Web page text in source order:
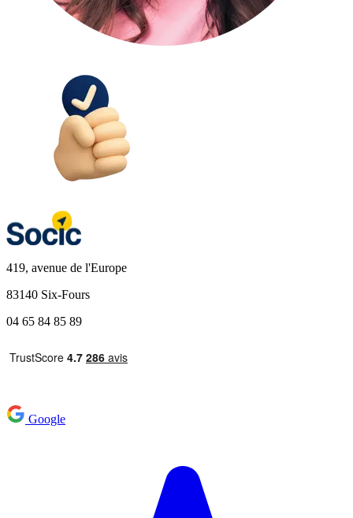
419, avenue de l'Europe
83140 Six-Fours
04 65 84 85 89
Google